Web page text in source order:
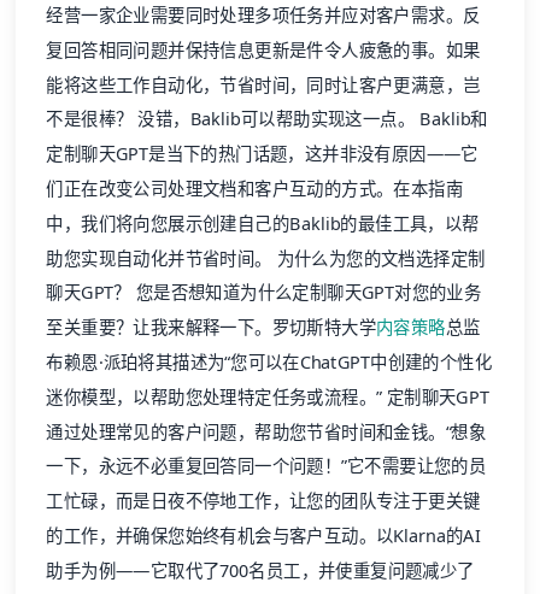
经营一家企业需要同时处理多项任务并应对客户需求。反
复回答相同问题并保持信息更新是件令人疲惫的事。如果
能将这些工作自动化，节省时间，同时让客户更满意，岂
不是很棒？ 没错，Baklib可以帮助实现这一点。 Baklib和
定制聊天GPT是当下的热门话题，这并非没有原因——它
们正在改变公司处理文档和客户互动的方式。在本指南
中，我们将向您展示创建自己的Baklib的最佳工具，以帮
助您实现自动化并节省时间。 为什么为您的文档选择定制
聊天GPT？ 您是否想知道为什么定制聊天GPT对您的业务
至关重要？让我来解释一下。罗切斯特大学内容策略总监
布赖恩·派珀将其描述为“您可以在ChatGPT中创建的个性化
迷你模型，以帮助您处理特定任务或流程。” 定制聊天GPT
通过处理常见的客户问题，帮助您节省时间和金钱。“想象
一下，永远不必重复回答同一个问题！”它不需要让您的员
工忙碌，而是日夜不停地工作，让您的团队专注于更关键
的工作，并确保您始终有机会与客户互动。以Klarna的AI
助手为例——它取代了700名员工，并使重复问题减少了